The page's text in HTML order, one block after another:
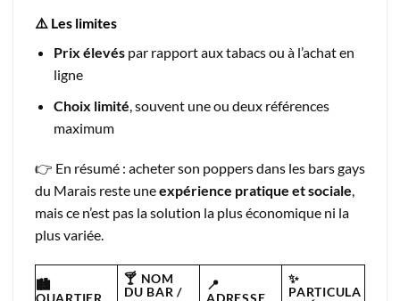
⚠️ Les limites
Prix élevéspar rapport aux tabacs ou à l’achat en
ligne
Choix limité , souvent une ou deux références
maximum
👉 En résumé : acheter son poppers dans les bars gays
du Marais reste uneexpérience pratique et sociale,
mais ce n’est pas la solution la plus économique ni la
plus variée.
🏙️
🍸 NOM
DU BAR /
📍
✨
PARTICULA